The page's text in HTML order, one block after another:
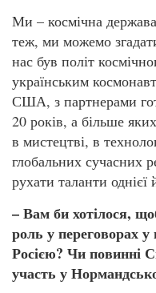
Ми – космічна
теж, ми можемо
нас був політ
українським
США, з партнерами
20 років, а більше
в мистецтві, в
глобальних сучасних
рухати таланти
– Вам би хотілося,
роль у переговорах
Росією? Чи повинні
участь у